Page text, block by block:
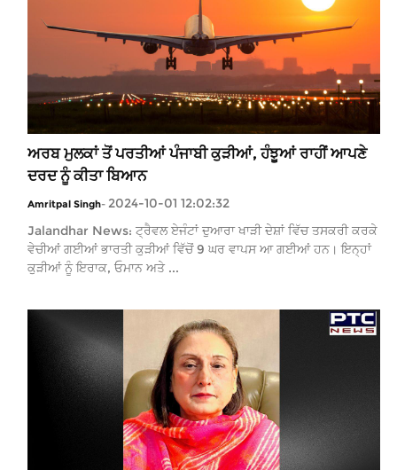
ਅਰਬ ਮੁਲਕਾਂ ਤੋਂ ਪਰਤੀਆਂ ਪੰਜਾਬੀ ਕੁੜੀਆਂ, ਹੰਝੂਆਂ ਰਾਹੀਂ ਆਪਣੇ
ਦਰਦ ਨੂੰ ਕੀਤਾ ਬਿਆਨ
Amritpal Singh- 2024-10-01 12:02:32
Jalandhar News: ਟ੍ਰੈਵਲ ਏਜੰਟਾਂ ਦੁਆਰਾ ਖਾੜੀ ਦੇਸ਼ਾਂ ਵਿੱਚ ਤਸਕਰੀ ਕਰਕੇ
ਵੇਚੀਆਂ ਗਈਆਂ ਭਾਰਤੀ ਕੁੜੀਆਂ ਵਿੱਚੋਂ 9 ਘਰ ਵਾਪਸ ਆ ਗਈਆਂ ਹਨ। ਇਨ੍ਹਾਂ
ਕੁੜੀਆਂ ਨੂੰ ਇਰਾਕ, ਓਮਾਨ ਅਤੇ ...